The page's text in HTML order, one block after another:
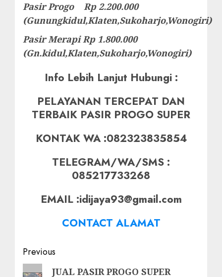
Pasir Progo Rp 2.200.000
(Gunungkidul,Klaten,Sukoharjo,Wonogiri)
Pasir Merapi Rp 1.800.000
(Gn.kidul,Klaten,Sukoharjo,Wonogiri)
Info Lebih Lanjut Hubungi :
PELAYANAN TERCEPAT DAN
TERBAIK PASIR PROGO SUPER
KONTAK WA :082323835854
TELEGRAM/WA/SMS :
085217733268
EMAIL :idijaya93@gmail.com
CONTACT ALAMAT
Post
navigation
Previous
PreviousJUAL PASIR PROGO SUPER